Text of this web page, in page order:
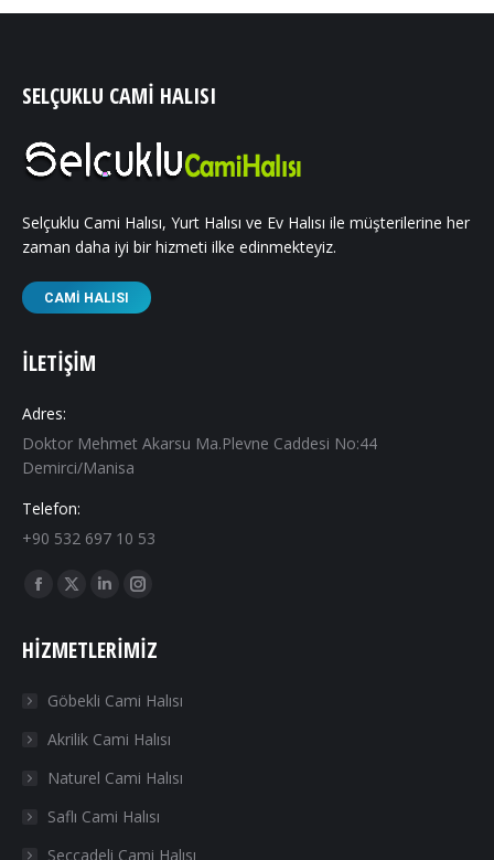
SELÇUKLU CAMI HALISI
Selçuklu Cami Halısı, Yurt Halısı ve Ev Halısı ile müşterilerine her
zaman daha iyi bir hizmeti ilke edinmekteyiz.
CAMI HALISI
İLETIŞIM
Adres:
Doktor Mehmet Akarsu Ma.Plevne Caddesi No:44
Demirci/Manisa
Telefon:
+90 532 697 10 53
Find us on:
Facebook
opens
new
window
X
opens
new
window
Linkedin
opens
new
window
Instagram
opens
new
window
HIZMETLERIMIZ
Göbekli Cami Halısı
Akrilik Cami Halısı
Naturel Cami Halısı
Saflı Cami Halısı
Seccadeli Cami Halısı